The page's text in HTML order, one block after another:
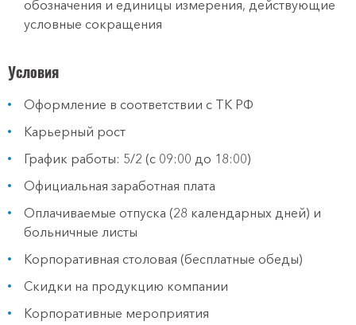
обозначения и единицы измерения, действующие
условные сокращения
Условия
Оформление в соответствии с ТК РФ
Карьерный рост
График работы: 5/2 (с 09:00 до 18:00)
Официальная заработная плата
Оплачиваемые отпуска (28 календарных дней) и
больничные листы
Корпоративная столовая (бесплатные обеды)
Скидки на продукцию компании
Корпоративные мероприятия